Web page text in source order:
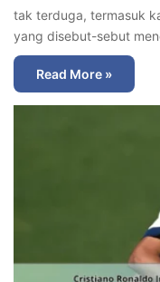
tak terduga, termasuk
yang disebut-sebut
Read More »